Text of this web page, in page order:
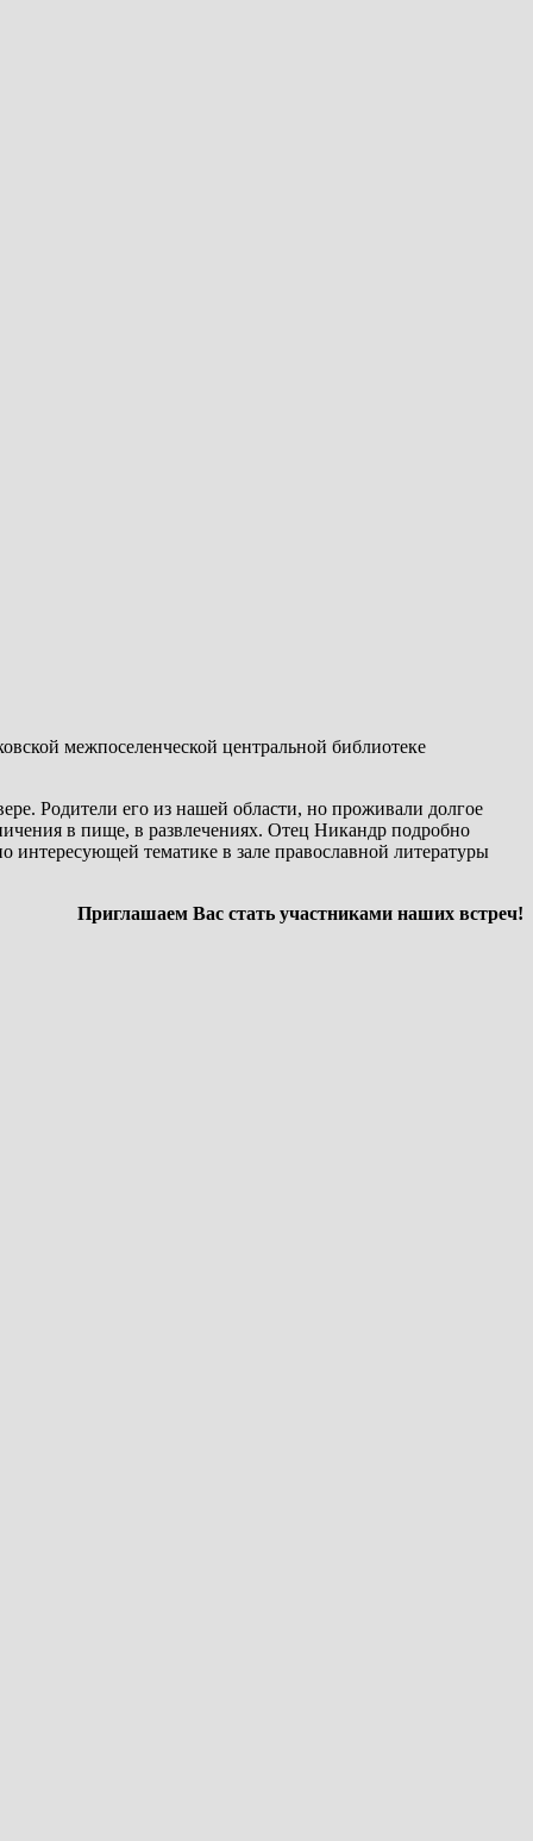
межпоселенческой центральной библиотеке
Родители его из нашей области, но проживали долгое
в пище, в развлечениях. Отец Никандр подробно
интересующей тематике в зале православной литературы
Приглашаем Вас стать участниками наших встреч!